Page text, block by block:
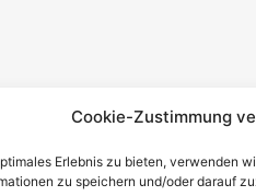
Cookie-Zustimmung
Erlebnis zu bieten, verwenden
zu speichern und/oder darauf